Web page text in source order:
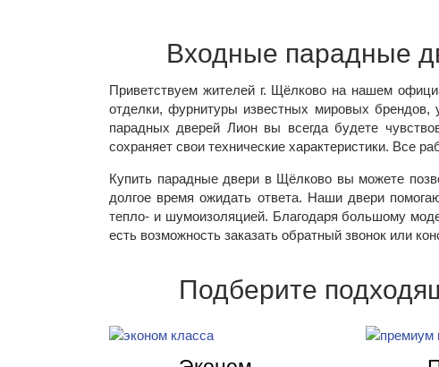
Входные парадные
Приветствуем жителей г. Щёлково на нашем
отделки, фурнитуры известных мировых брендов,
парадных дверей Лион вы всегда будете
сохраняет свои технические характеристики. Все
Купить парадные двери в Щёлково вы можете
долгое время ожидать ответа. Наши двери
тепло- и шумоизоляцией. Благодаря большому
есть возможность заказать обратный звонок или
Подберите